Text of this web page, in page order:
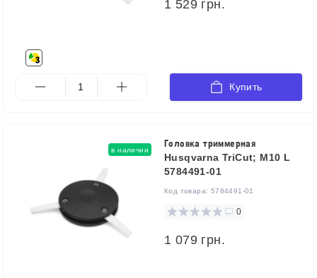
1 529 грн.
Купить
в наличии
Головка триммерная
Husqvarna TriCut; M10 L
5784491-01
Код товара: 5784491-01
0
1 079 грн.